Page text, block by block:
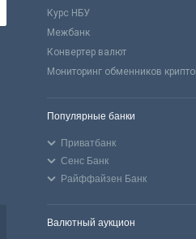
Курс НБУ
Межбанк
Конвертер валют
Мониторинг обменников
Популярные банки
Приватбанк
Сенс Банк
Райффайзен Банк
Валютный аукцион